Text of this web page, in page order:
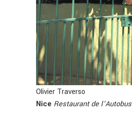
Olivier Traverso
Nice Restaurant de l’Autobus